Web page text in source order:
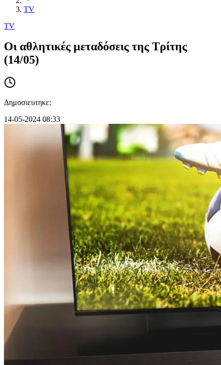
TV
TV
Οι αθλητικές μεταδόσεις της Τρίτης
(14/05)
Δημοσιευτηκε:
14-05-2024 08:33